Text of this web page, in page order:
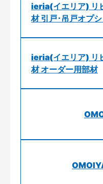
ieria(イエリア) リ
材 引戸･吊戸オプ
ieria(イエリア) リ
材 オーダー用部材